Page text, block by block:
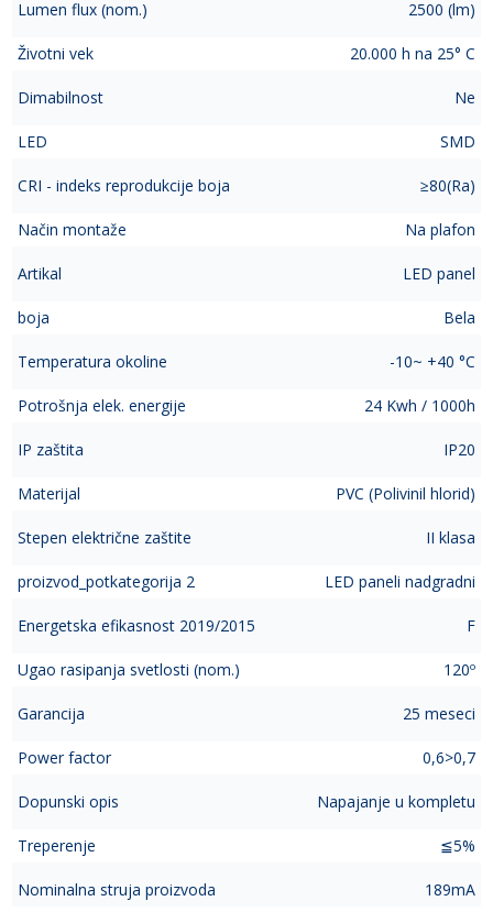
Lumen flux (nom.) 2500 (lm)
Životni vek 20.000 h na 25° C
Dimabilnost Ne
LED SMD
CRI - indeks reprodukcije boja ≥80(Ra)
Način montaže Na plafon
Artikal LED panel
boja Bela
Temperatura okoline -10~ +40 °C
Potrošnja elek. energije 24 Kwh / 1000h
IP zaštita IP20
Materijal PVC (Polivinil hlorid)
Stepen električne zaštite II klasa
proizvod_potkategorija 2 LED paneli nadgradni
Energetska efikasnost 2019/2015 F
Ugao rasipanja svetlosti (nom.) 120º
Garancija 25 meseci
Power factor 0,6>0,7
Dopunski opis Napajanje u kompletu
Treperenje ≦5%
Nominalna struja proizvoda 189mA